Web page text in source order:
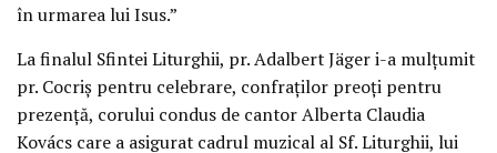
în urmarea lui Isus.”
La finalul Sfintei Liturghii, pr. Adalbert Jäger i-a mulțumit
pr. Cocriș pentru celebrare, confraților preoți pentru
prezență, corului condus de cantor Alberta Claudia
Kovács care a asigurat cadrul muzical al Sf. Liturghii, lui